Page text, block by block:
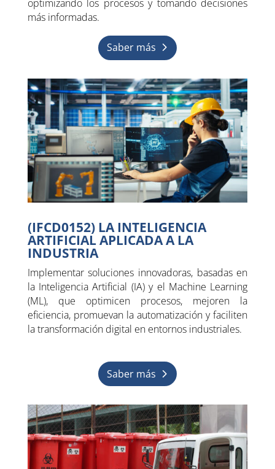
optimizando los procesos y tomando decisiones
más informadas.
Saber más
(IFCD0152) LA INTELIGENCIA
ARTIFICIAL APLICADA A LA
INDUSTRIA
Implementar soluciones innovadoras, basadas en
la Inteligencia Artificial (IA) y el Machine Learning
(ML), que optimicen procesos, mejoren la
eficiencia, promuevan la automatización y faciliten
la transformación digital en entornos industriales.
Saber más